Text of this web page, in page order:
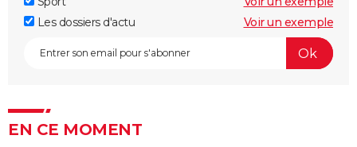
Les dossiers d'actu
Voir un exemple
EN CE MOMENT